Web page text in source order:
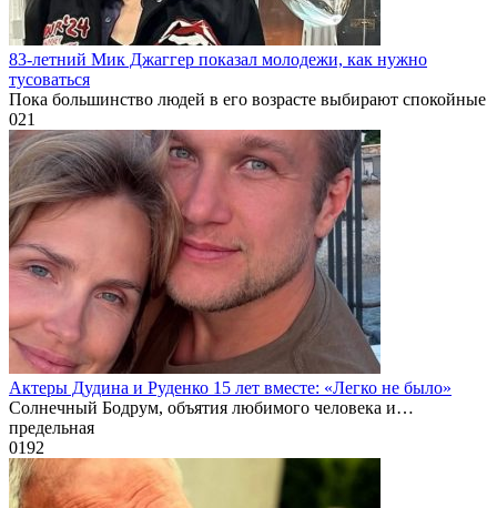
83-летний Мик Джаггер показал молодежи, как нужно
тусоваться
Пока большинство людей в его возрасте выбирают спокойные
021
Актеры Дудина и Руденко 15 лет вместе: «Легко не было»
Солнечный Бодрум, объятия любимого человека и…
предельная
0192